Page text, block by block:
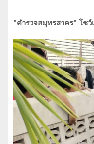
"ตำรวจสมุทรสาคร" โชว์